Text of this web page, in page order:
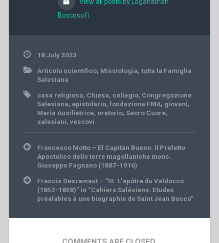
Boscosoft
18 July 2023
Articolo scientifico, Missiologia, tutta la Famiglia
Salesiana
casa religiosa, Chiesa, collegio, Congregazione
Salesiana, epistolario, fondazione FMA, giovani,
Maria Ausiliatrice, oratorio, Sacro Cuore,
salesiani, vescovi
Post
navigation
Francesco Motto – El Capitàn Bueno. Il Prefetto
Apostolico delle terre magellaniche mons.
Giuseppe Fagnano (1887-1916)
Francis Desramaut – “III. L’apôtre du Valdocco
(1853-1858)” in “Cahiers Salésiens. Etudes
préalables à une biographie de Saint Jean Bosco”